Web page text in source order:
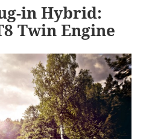
in Hybrid:
Twin Engine